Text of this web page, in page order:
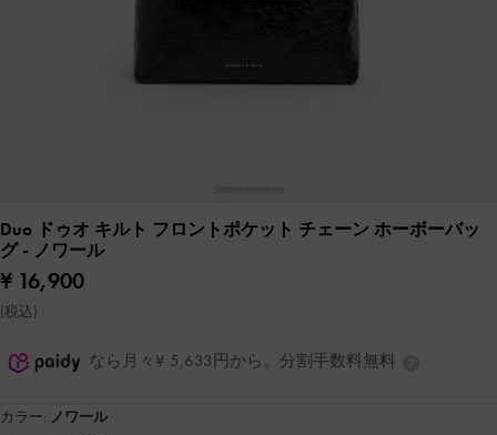
Duo ドゥオ キルト フロントポケット チェーン ホーボーバッ
グ- ノワール
¥ 16,900
(税込)
なら月々¥ 5,633円から。分割手数料無料
カラー: ノワール